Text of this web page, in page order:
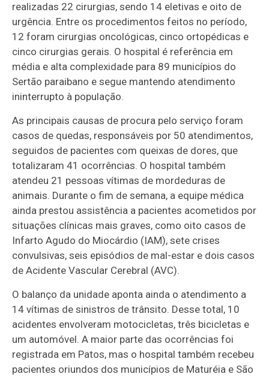
realizadas 22 cirurgias, sendo 14 eletivas e oito de
urgência. Entre os procedimentos feitos no período,
12 foram cirurgias oncológicas, cinco ortopédicas e
cinco cirurgias gerais. O hospital é referência em
média e alta complexidade para 89 municípios do
Sertão paraibano e segue mantendo atendimento
ininterrupto à população.
As principais causas de procura pelo serviço foram
casos de quedas, responsáveis por 50 atendimentos,
seguidos de pacientes com queixas de dores, que
totalizaram 41 ocorrências. O hospital também
atendeu 21 pessoas vítimas de mordeduras de
animais. Durante o fim de semana, a equipe médica
ainda prestou assistência a pacientes acometidos por
situações clínicas mais graves, como oito casos de
Infarto Agudo do Miocárdio (IAM), sete crises
convulsivas, seis episódios de mal-estar e dois casos
de Acidente Vascular Cerebral (AVC).
O balanço da unidade aponta ainda o atendimento a
14 vítimas de sinistros de trânsito. Desse total, 10
acidentes envolveram motocicletas, três bicicletas e
um automóvel. A maior parte das ocorrências foi
registrada em Patos, mas o hospital também recebeu
pacientes oriundos dos municípios de Maturéia e São